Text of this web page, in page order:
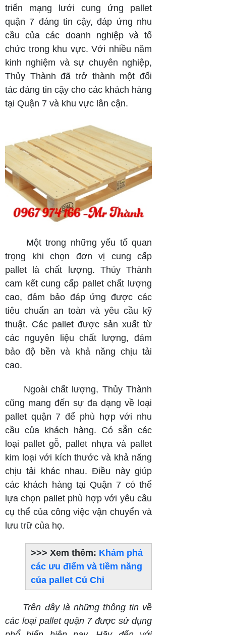
triển mạng lưới cung ứng pallet
quận 7 đáng tin cậy, đáp ứng nhu
cầu của các doanh nghiệp và tổ
chức trong khu vực. Với nhiều năm
kinh nghiệm và sự chuyên nghiệp,
Thủy Thành đã trở thành một đối
tác đáng tin cậy cho các khách hàng
tại Quận 7 và khu vực lân cận.
Một trong những yếu tố quan
trọng khi chọn đơn vị cung cấp
pallet là chất lượng. Thủy Thành
cam kết cung cấp pallet chất lượng
cao, đảm bảo đáp ứng được các
tiêu chuẩn an toàn và yêu cầu kỹ
thuật. Các pallet được sản xuất từ
các nguyên liệu chất lượng, đảm
bảo độ bền và khả năng chịu tải
cao.
Ngoài chất lượng, Thủy Thành
cũng mang đến sự đa dạng về loại
pallet quận 7 để phù hợp với nhu
cầu của khách hàng. Có sẵn các
loại pallet gỗ, pallet nhựa và pallet
kim loại với kích thước và khả năng
chịu tải khác nhau. Điều này giúp
các khách hàng tại Quận 7 có thể
lựa chọn pallet phù hợp với yêu cầu
cụ thể của công việc vận chuyển và
lưu trữ của họ.
>>> Xem thêm: Khám phá
các ưu điểm và tiềm năng
của pallet Củ Chi
Trên đây là những thông tin về
các loại pallet quận 7 được sử dụng